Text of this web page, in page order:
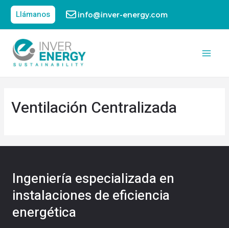
Llámanos info@inver-energy.com
Ventilación Centralizada
Ingeniería especializada en
instalaciones de eficiencia
energética